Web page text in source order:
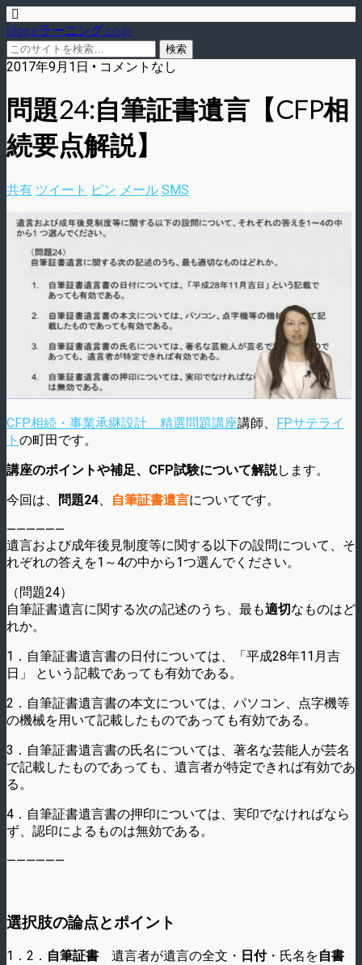
blog.eラーニング.co.jp
2017年9月1日 • コメントなし
問題24:自筆証書遺言【CFP相
続要点解説】
共有 ツイート ピン メール SMS
CFP相続・事業承継設計 精選問題講座講師、 FPサテライ
ト の町田です。
講座のポイントや補足、CFP試験について解説します。
今回は、
問題24、 自筆証書遺言についてです。
——————
遺言および成年後見制度等に関する以下の設問について、そ
れぞれの答えを1～4の中から1つ選んでください。
（問題24）
自筆証書遺言に関する次の記述のうち、最も適切なものはど
れか。
1．自筆証書遺言書の日付については、「平成28年11月吉
日」 という記載であっても有効である。
2．自筆証書遺言書の本文については、パソコン、点字機等
の機械を用いて記載したものであっても有効である。
3．自筆証書遺言書の氏名については、著名な芸能人が芸名
で記載したものであっても、遺言者が特定できれば有効であ
る。
4．自筆証書遺言書の押印については、実印でなければなら
ず、認印によるものは無効である。
——————
選択肢の論点とポイント
1．2． 自筆証書 遺言者が遺言の全文・ 日付・氏名を自書